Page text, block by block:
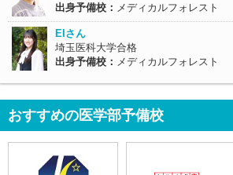
出身予備校： メディカルフォレスト
EIさん
埼玉医科大学合格
出身予備校： メディカルフォレスト
おすすめの医学部予備校